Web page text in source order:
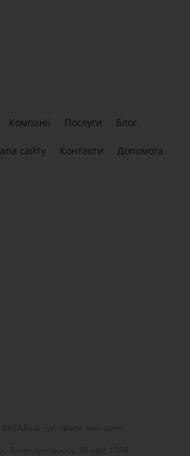
Компанії Послуги Блог
сайту Контакти Допомога